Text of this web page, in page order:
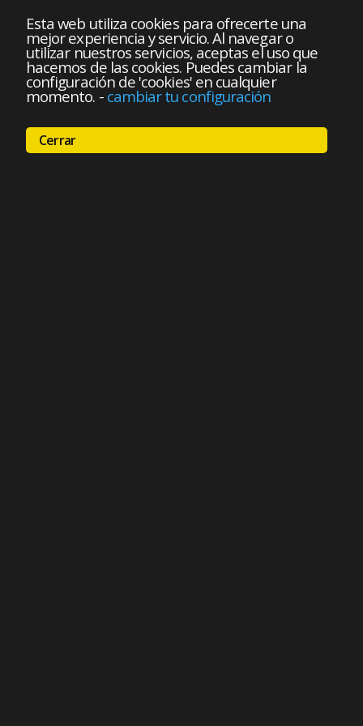
Esta web utiliza cookies para ofrecerte una
mejor experiencia y servicio. Al navegar o
utilizar nuestros servicios, aceptas el uso que
hacemos de las cookies. Puedes cambiar la
configuración de 'cookies' en cualquier
momento. - cambiar tu configuración
Cerrar